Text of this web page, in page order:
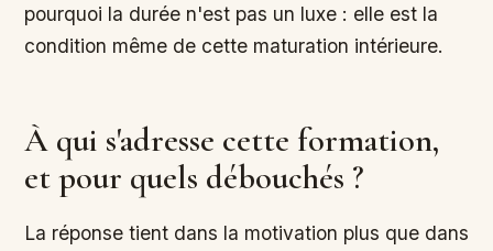
pourquoi la durée n'est pas un luxe : elle est la
condition même de cette maturation intérieure.
À qui s'adresse cette formation,
et pour quels débouchés ?
La réponse tient dans la motivation plus que dans